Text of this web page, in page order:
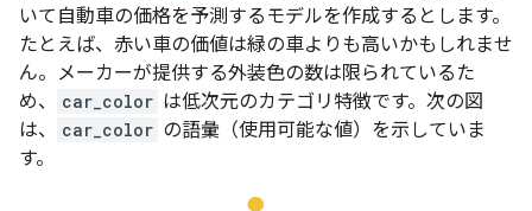
いて自動車の価格を予測するモデルを作成するとします。
たとえば、赤い車の価値は緑の車よりも高いかもしれませ
ん。メーカーが提供する外装色の数は限られているた
め、
car_color は低次元のカテゴリ特徴です。次の図
は、
car_color の語彙（使用可能な値）を示していま
す。